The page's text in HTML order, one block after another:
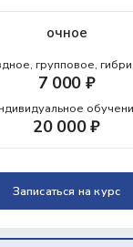
очное
групповое,
7 000 ₽
20 000 ₽
Записаться на курс